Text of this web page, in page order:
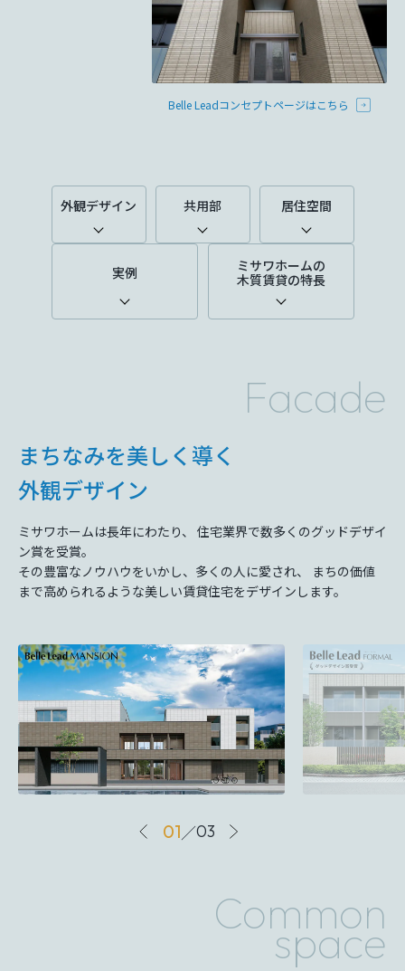
ミサワアイデンティティ
Belle Leadコンセプトページはこちら
外観デザイン 共用部 居住空間
実例
ミサワホームの
木質賃貸の特長
Facade
まちなみを美しく導く
外観デザイン
ミサワホームは⻑年にわたり、 住宅業界で数多くのグッドデザイ
ン賞を受賞。
その豊富なノウハウをいかし、多くの⼈に愛され、 まちの価値
まで⾼められるような美しい賃貸住宅をデザインします。
01／03
Common
space